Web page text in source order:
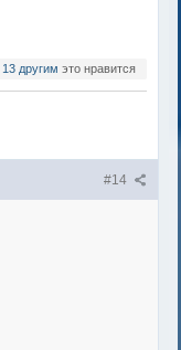
13 другим это нравится
#14